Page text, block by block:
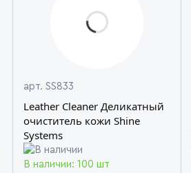
арт. SS833
Leather Cleaner Деликатный
очиститель кожи Shine
Systems
В наличии: 100 шт